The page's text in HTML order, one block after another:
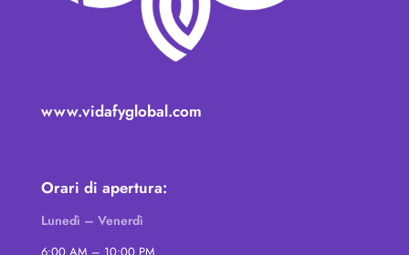
www.vidafyglobal.com
Orari di apertura:
Lunedì – Venerdì